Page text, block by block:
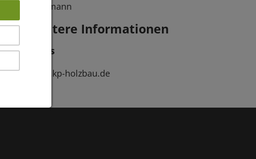
Mettmann
Weitere Informationen
Links
www.kp-holzbau.de